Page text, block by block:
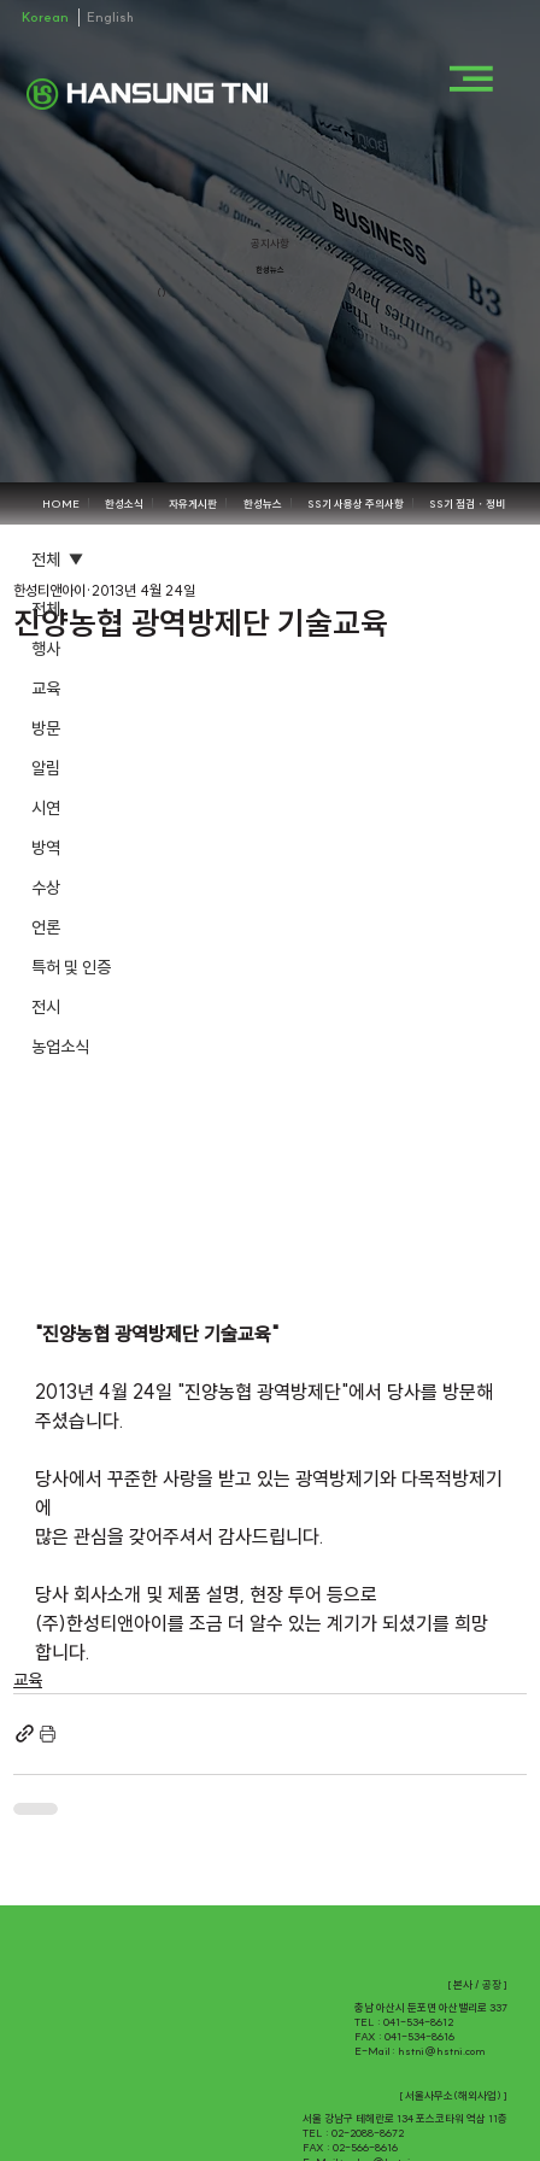
Korean English
공지사항
한성뉴스
()
HOME 한성소식 자유게시판 한성뉴스 SS기 사용상 주의사항 SS기 점검・정비
전체
행사
교육
방문
알림
시연
방역
수상
언론
특허 및 인증
전시
농업소식
전체
진양농협 광역방제단 기술교육
한성티앤아이 2013년 4월 24일
"진양농협 광역방제단 기술교육"
2013년 4월 24일 "진양농협 광역방제단"에서 당사를 방문해
주셨습니다.
당사에서 꾸준한 사랑을 받고 있는 광역방제기와 다목적방제기
에
많은 관심을 갖어주셔서 감사드립니다.
당사 회사소개 및 제품 설명, 현장 투어 등으로
(주)한성티앤아이를 조금 더 알수 있는 계기가 되셨기를 희망
합니다.
교육
[ 본사 / 공장 ]
충남 아산시 둔포면 아산밸리로 337
TEL : 041-534-8612
FAX : 041-534-8616
E-Mail : hstni@hstni.com
[ 서울사무소(해외사업) ]
서울 강남구 테헤란로 134 포스코타워 역삼 11층
TEL : 02-2088-8672
FAX : 02-566-8616